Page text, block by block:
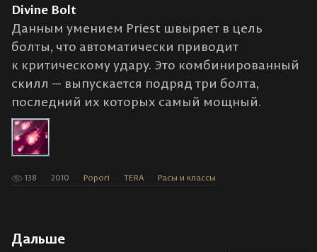
Divine Bolt
Данным умением Priest швыряет в цель
болты, что автоматически приводит
к критическому удару. Это комбинированный
скилл — выпускается подряд три болта,
последний их которых самый мощный.
138 2010 Popori TERA Расы и классы
Дальше